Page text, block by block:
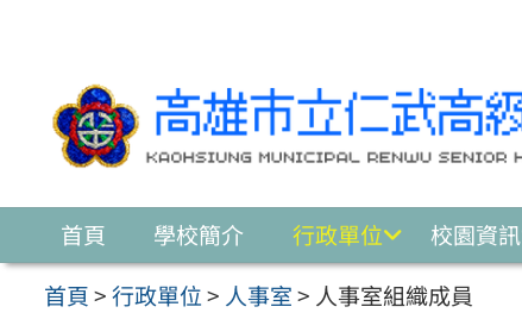
首頁 學校簡介 行政單位 校園資訊
首頁>行政單位> 人事室> 人事室組織成員